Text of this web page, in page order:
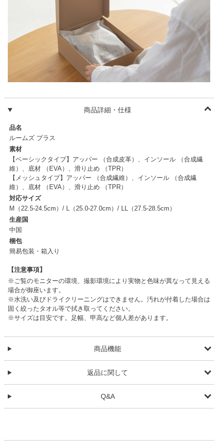
商品詳細・仕様
品名
ルームズ プラス
素材
【ベーシックタイプ】アッパー （合成皮革）、インソール （合成繊
維）、底材 （EVA）、滑り止め （TPR）
【メッシュタイプ】アッパー （合成繊維）、インソール （合成繊
維）、底材 （EVA）、滑り止め （TPR）
対応サイズ
M（22.5-24.5cm）/ L（25.0-27.0cm）/ LL（27.5-28.5cm）
生産国
中国
梱包
簡易包装・箱入り
【注意事項】
※ご覧のモニターの環境、撮影環境により実物と色味が異なって見える
場合が御座います。
※水洗い及びドライクリーニングはできません。汚れが付着した場合は
固く絞ったタオル等で拭き取ってください。
※サイズは目安です。足幅、甲高など個人差があります。
商品機能
返品に関して
Q&A